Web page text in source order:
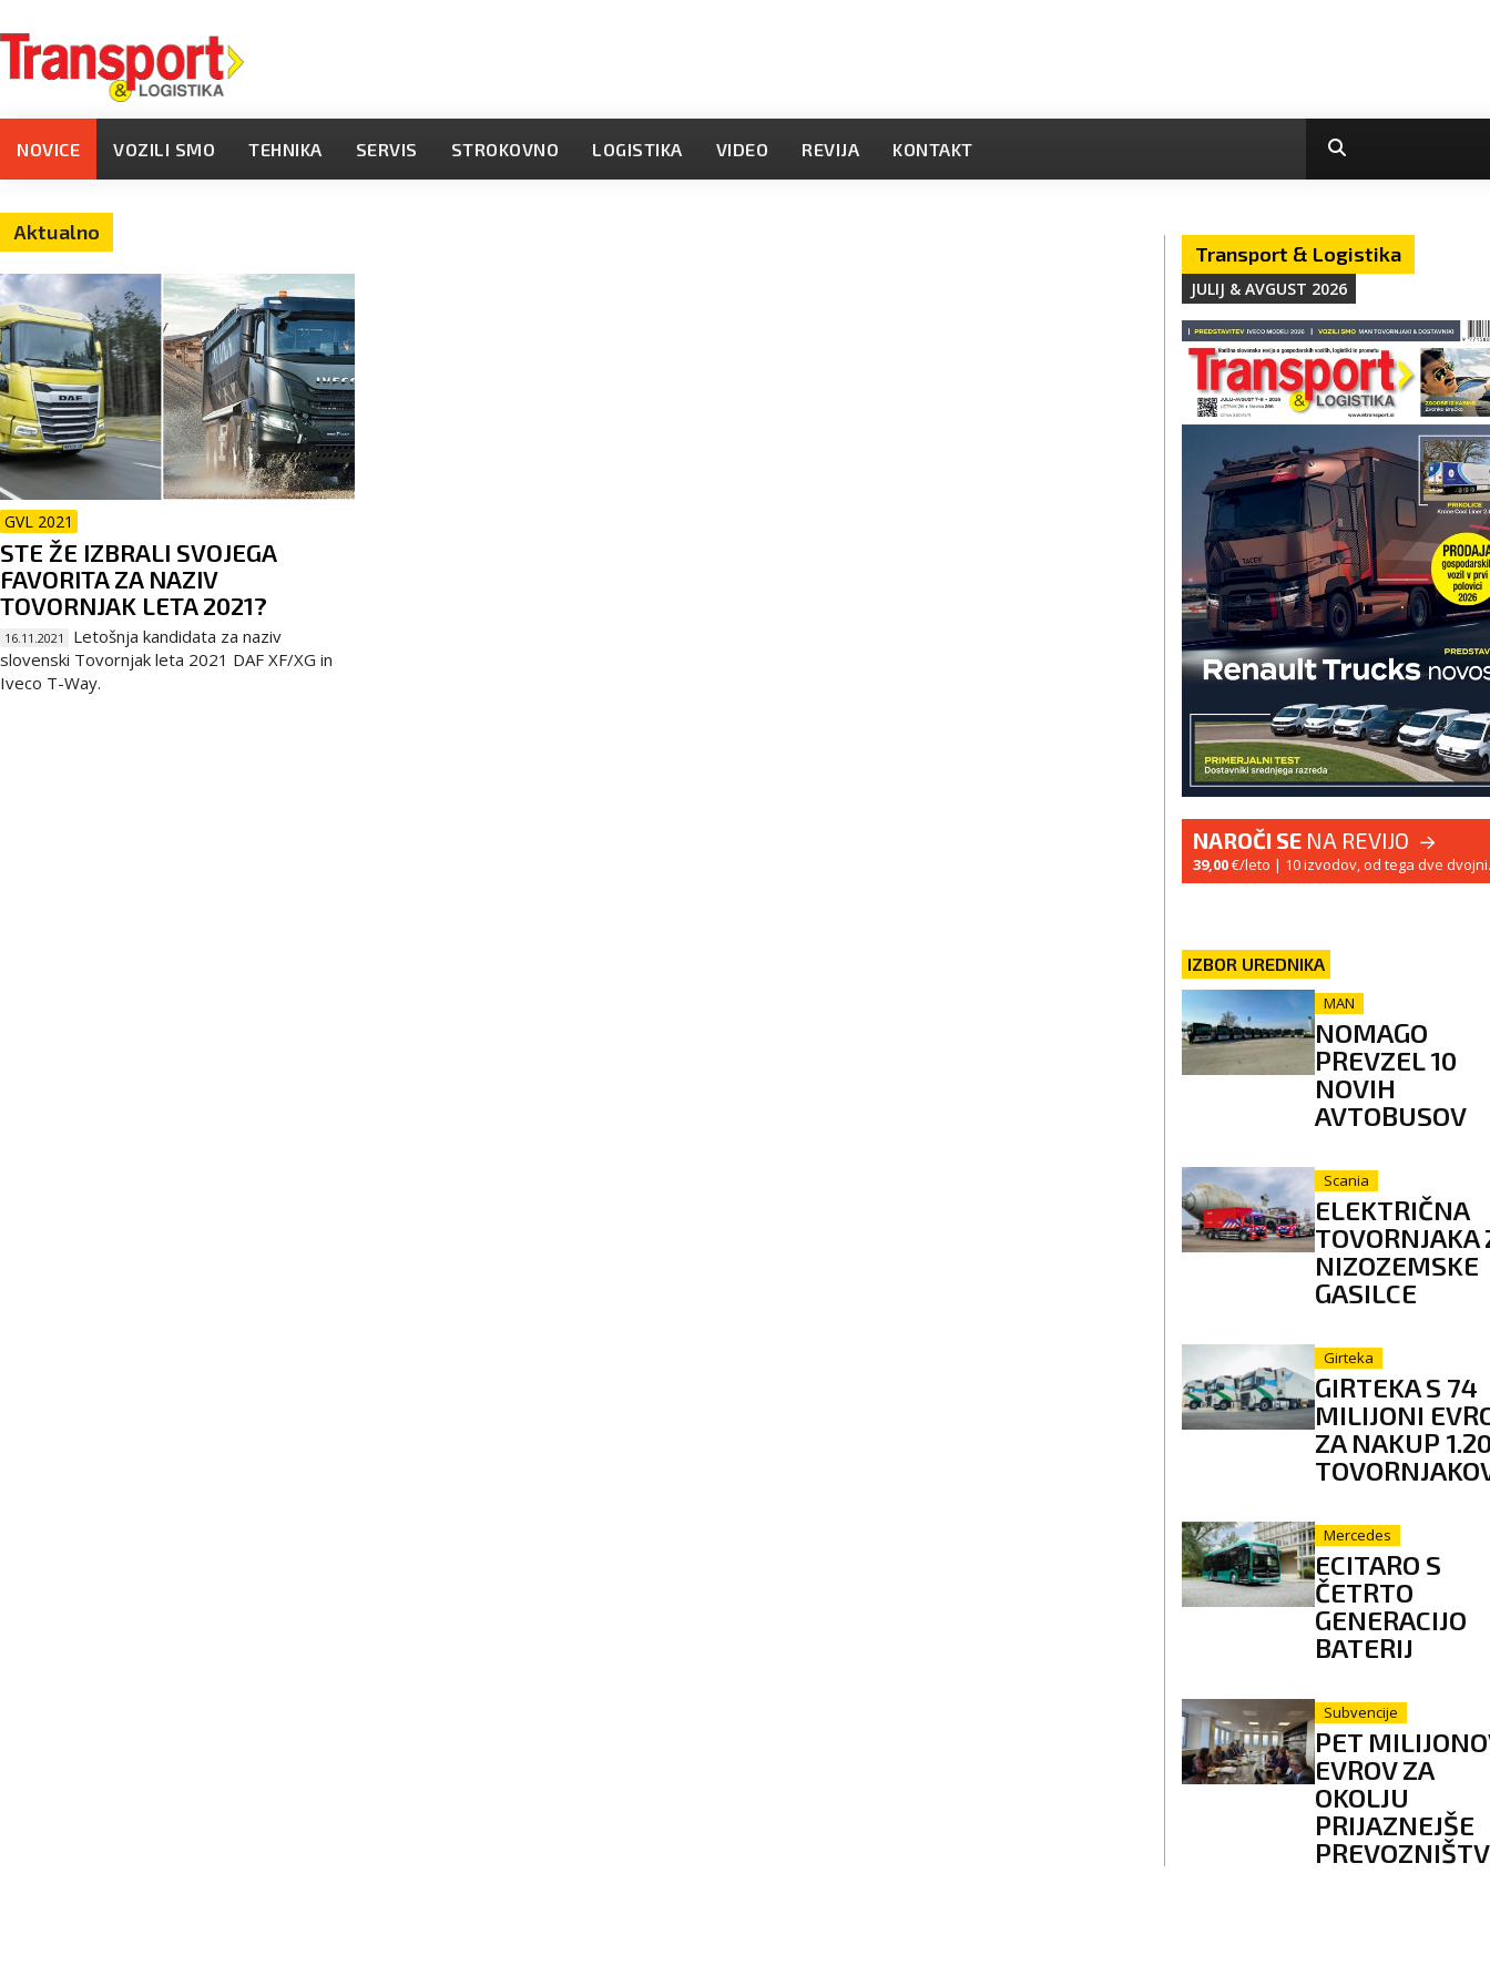
NOVICE VOZILI SMO TEHNIKA SERVIS STROKOVNO LOGISTIKA VIDEO REVIJA KONTAKT
Aktualno
GVL 2021
STE ŽE IZBRALI SVOJEGA
FAVORITA ZA NAZIV
TOVORNJAK LETA 2021?
16.11.2021
Letošnja kandidata za naziv
slovenski Tovornjak leta 2021 DAF XF/XG in
Iveco T-Way.
Transport & Logistika
JULIJ & AVGUST 2026
NAROČI SE NA REVIJO
39,00€/leto | 10 izvodov, od tega dve dvojni.
IZBOR UREDNIKA
MAN
NOMAGO
PREVZEL 10
NOVIH
AVTOBUSOV
Scania
ELEKTRIČNA
TOVORNJAKA
NIZOZEMSKE
GASILCE
Girteka
GIRTEKA S 74
MILIJONI
ZA NAKUP
Mercedes
ECITARO S
ČETRTO
GENERACIJO
BATERIJ
Subvencije
PET
EVROV ZA
OKOLJU
PRIJAZNEJŠE